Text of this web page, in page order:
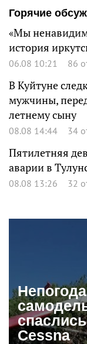
Горячие
«Мы ненавидим
история
06.08 10:21 86
В Куйтуне
мужчины,
летнему сыну
08.08 14:44 34
Пятилетняя
аварии в
08.08 13:26 32
Cessna